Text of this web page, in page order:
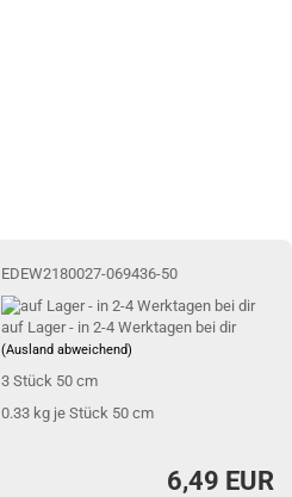
EDEW2180027-069436-50
auf Lager - in 2-4 Werktagen bei dir
(Ausland abweichend)
3Stück 50 cm
0.33 kg je Stück 50 cm
6,49 EUR